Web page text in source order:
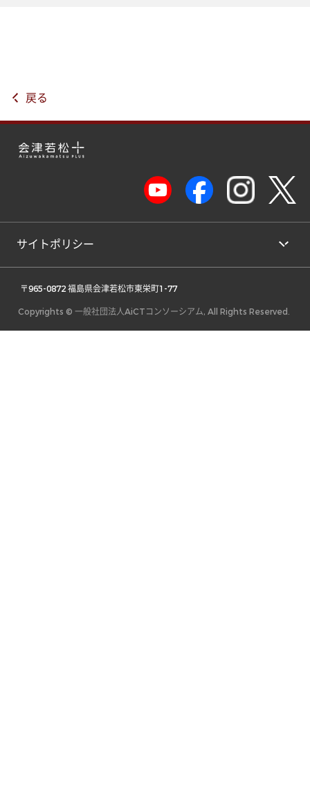
戻る
サイトポリシー
〒965-0872 福島県会津若松市東栄町1-77
Copyrights © 一般社団法人AiCTコンソーシアム, All Rights Reserved.